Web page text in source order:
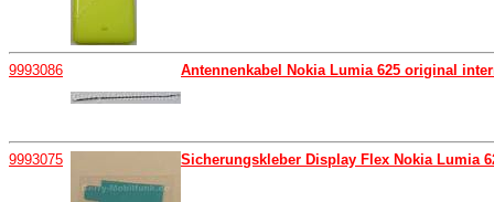
9993086 Antennenkabel Nokia Lumia 625 original
9993075 Sicherungskleber Display Flex Nokia Lumia